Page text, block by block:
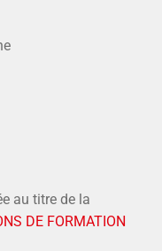
au titre de la
DE FORMATION